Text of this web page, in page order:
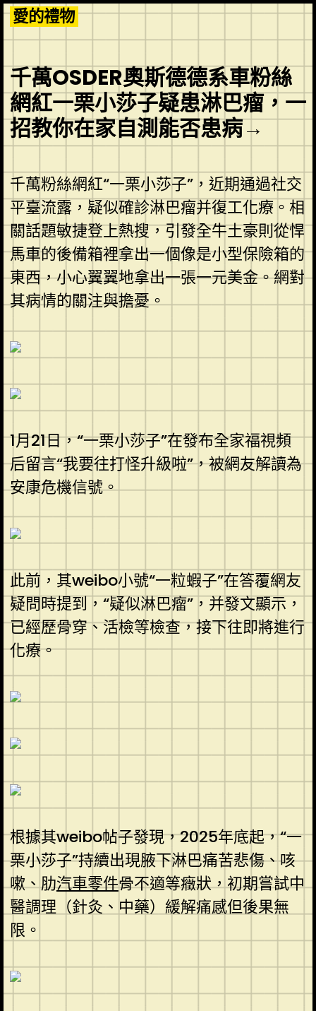
Skip
to
content
愛的禮物
千萬OSDER奧斯德德系車粉絲
網紅一栗小莎子疑患淋巴瘤，一
招教你在家自測能否患病→
千萬粉絲網紅“一栗小莎子”，近期通過社交
平臺流露，疑似確診淋巴瘤并復工化療。相
關話題敏捷登上熱搜，引發全牛土豪則從悍
馬車的後備箱裡拿出一個像是小型保險箱的
東西，小心翼翼地拿出一張一元美金。網對
其病情的關注與擔憂。
1月21日，“一栗小莎子”在發布全家福視頻
后留言“我要往打怪升級啦”，被網友解讀為
安康危機信號。
此前，其weibo小號“一粒蝦子”在答覆網友
疑問時提到，“疑似淋巴瘤”，并發文顯示，
已經歷骨穿、活檢等檢查，接下往即將進行
化療。
根據其weibo帖子發現，2025年底起，“一
栗小莎子”持續出現腋下淋巴痛苦悲傷、咳
嗽、肋汽車零件骨不適等癥狀，初期嘗試中
醫調理（針灸、中藥）緩解痛感但後果無
限。